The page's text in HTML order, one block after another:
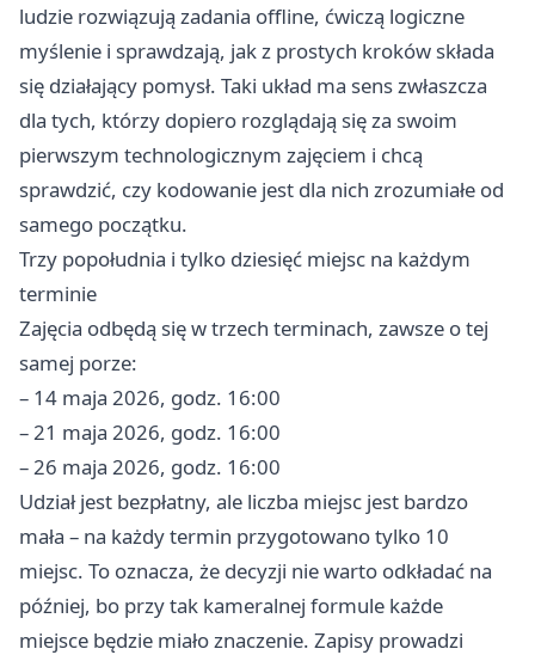
ludzie rozwiązują zadania offline, ćwiczą logiczne
myślenie i sprawdzają, jak z prostych kroków składa
się działający pomysł. Taki układ ma sens zwłaszcza
dla tych, którzy dopiero rozglądają się za swoim
pierwszym technologicznym zajęciem i chcą
sprawdzić, czy kodowanie jest dla nich zrozumiałe od
samego początku.
Trzy popołudnia i tylko dziesięć miejsc na każdym
terminie
Zajęcia odbędą się w trzech terminach, zawsze o tej
samej porze:
– 14 maja 2026, godz. 16:00
– 21 maja 2026, godz. 16:00
– 26 maja 2026, godz. 16:00
Udział jest bezpłatny, ale liczba miejsc jest bardzo
mała – na każdy termin przygotowano tylko 10
miejsc. To oznacza, że decyzji nie warto odkładać na
później, bo przy tak kameralnej formule każde
miejsce będzie miało znaczenie. Zapisy prowadzi